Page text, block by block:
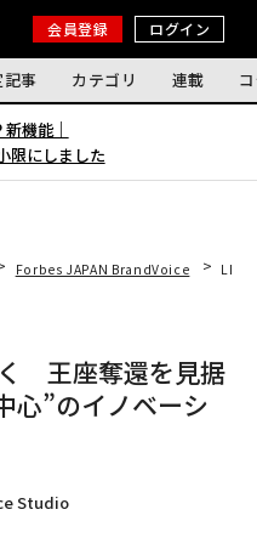
会員登録 ログイン
事 カテゴリ 連載
機能｜
限にしました
Forbes JAPAN BrandVoice
王座奪還を見据
心”のイノベーシ
Studio